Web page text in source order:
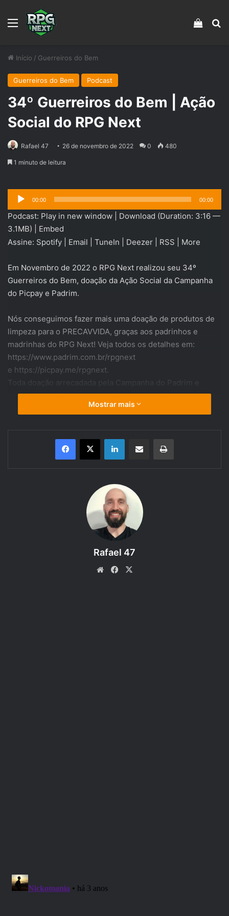
Menu Veja
Início / Guerreiros do Bem
Guerreiros do Bem Podcast
34º Guerreiros do Bem | Ação
Social do RPG Next
Rafael 47 26 de novembro de 2022 0 480
1 minuto de leitura
Tocador
de
áudio
00:00 00:00
Podcast: Play in new window Download (Duration: 3:16 —
3.1MB) | Embed
Assine: Spotify Email TuneIn Deezer RSS More
Em Novembro de 2022 o RPG Next realizou seu 34º
Guerreiros do Bem, doação da Ação Social da Campanha
do Picpay e Padrim.
Nós conseguimos fazer mais uma doação de produtos de
limpeza para o PRECAVVIDA, graças aos padrinhos e
madrinhas do RPG Next! Veja todos os detalhes em:
https://www.padrim.com.br/rpgnext
e https://picpay.me/rpgnext.
Toda doação arrecadada pela Campanha do Padrim e
Picpay que não puder ser utilizada para melhorias do
material produzido pelo RPG Next, será acumulada todo
Instituições Sociais necessitadas. AJUDE a PRECAVVIDA
Curitiba – PR (41) 3262-0143 (Falar com Felomena).
Sem vocês isso não seria possível!
e veja nossas recompensas:
https://linktr.ee/unicolas
Mostrar mais
Linkedin Compartilhar via e-mail Imprimir
Rafael 47
WebsiteFacebook